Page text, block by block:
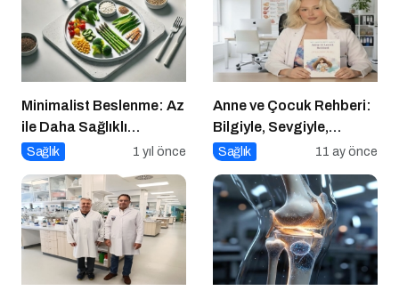
Minimalist Beslenme: Az
ile Daha Sağlıklı
Yaşamak
Sağlık 1 yıl önce
Anne ve Çocuk Rehberi:
Bilgiyle, Sevgiyle,
Güvenle
Sağlık 11 ay önce